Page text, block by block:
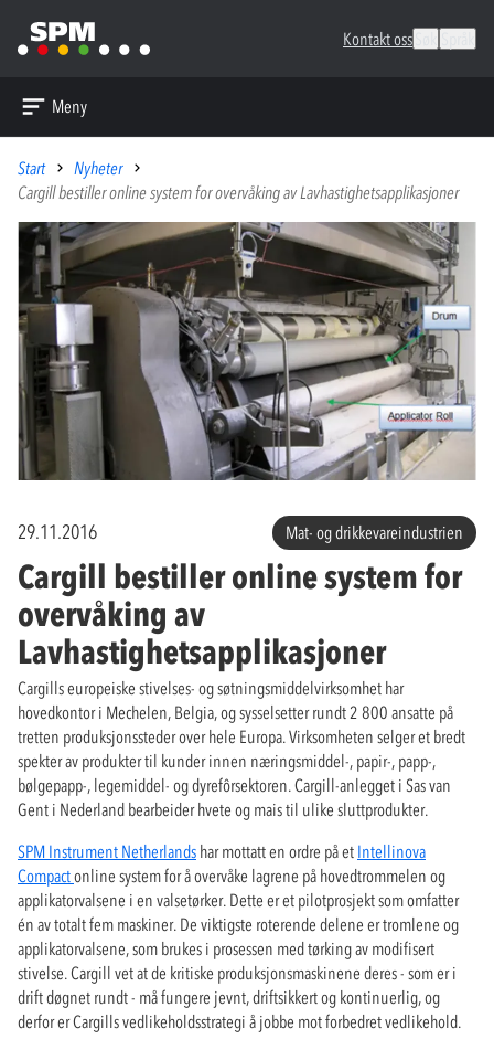
Kontakt oss
Meny
Start
Nyheter
Cargill bestiller online system for overvåking av Lavhastighetsapplikasjoner
29.11.2016 Mat- og drikkevareindustrien
Cargill bestiller online system for
overvåking av
Lavhastighetsapplikasjoner
Cargills europeiske stivelses- og søtningsmiddelvirksomhet har
hovedkontor i Mechelen, Belgia, og sysselsetter rundt 2 800 ansatte på
tretten produksjonssteder over hele Europa. Virksomheten selger et bredt
spekter av produkter til kunder innen næringsmiddel-, papir-, papp-,
bølgepapp-, legemiddel- og dyrefôrsektoren. Cargill-anlegget i Sas van
Gent i Nederland bearbeider hvete og mais til ulike sluttprodukter.
SPM Instrument Netherlands har mottatt en ordre på et Intellinova
Compactonline system for å overvåke lagrene på hovedtrommelen og
applikatorvalsene i en valsetørker. Dette er et pilotprosjekt som omfatter
én av totalt fem maskiner. De viktigste roterende delene er tromlene og
applikatorvalsene, som brukes i prosessen med tørking av modifisert
stivelse. Cargill vet at de kritiske produksjonsmaskinene deres - som er i
drift døgnet rundt - må fungere jevnt, driftsikkert og kontinuerlig, og
derfor er Cargills vedlikeholdsstrategi å jobbe mot forbedret vedlikehold.